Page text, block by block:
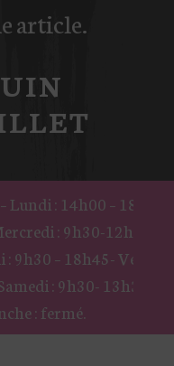
article.
: 14h00 – 18h45 -
: 9h30-12h00 –
– 18h45- Vendredi
: 9h30- 13h30 –
fermé.